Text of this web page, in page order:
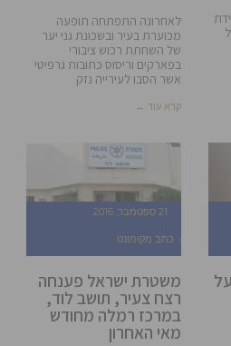
לאחרונה התפתחה תופעה
מכוערת בעיר ובשכונת גני יער
של השחתת רכוש ציבורי
בפארקים וריסוס כתובות גרפיטי
אשר הסבו לעירייה נזק
קרא עוד ←
21 ספטמבר, 2016
כתב מקומונט
משטרת ישראל פענחה
רצח צעיר, תושב לוד,
במרכז רמלה מחודש
מאי האחרון